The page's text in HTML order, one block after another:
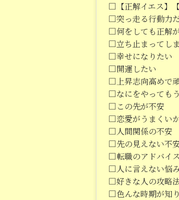
□【正解イエス】
□突っ走る行動力
□何をしても正解
□立ち止まってし
□幸せになりたい
□開運したい
□上昇志向高めで
□なにをやっても
□この先が不安
□恋愛がうまくい
□人間関係の不安
□先の見えない不
□転職のアドバイ
□人に言えない悩
□好きな人の攻略
□色んな時期が知